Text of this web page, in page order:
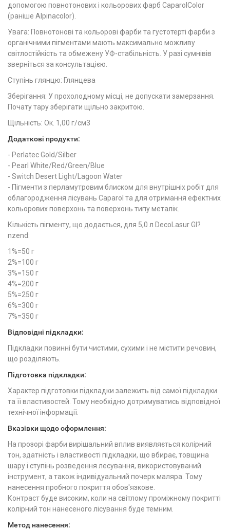
допомогою повнотонових і кольорових фарб CaparolColor
(раніше Alpinacolor).
Увага: Повнотонові та кольорові фарби та густотерті фарби з
органічними пігментами мають максимально можливу
світлостійкість та обмежену УФ-стабільність. У разі сумнівів
зверніться за консультацією.
Ступінь глянцю: Глянцева
Зберігання: У прохолодному місці, не допускати замерзання.
Почату тару зберігати щільно закритою.
Щільність: Ок. 1,00 г/см3
Додаткові продукти:
- Perlatec Gold/Silber
- Pearl White/Red/Green/Blue
- Switch Desert Light/Lagoon Water
- Пігменти з перламутровим блиском для внутрішніх робіт для
облагородження лісувань Caparol та для отримання ефектних
кольорових поверхонь та поверхонь типу металік.
Кількість пігменту, що додається, для 5,0 л DecoLasur Gl?
nzend:
1%=50 г
2%=100 г
3%=150 г
4%=200 г
5%=250 г
6%=300 г
7%=350 г
Відповідні підкладки:
Підкладки повинні бути чистими, сухими і не містити речовин,
що розділяють.
Підготовка підкладки:
Характер підготовки підкладки залежить від самої підкладки
та її властивостей. Тому необхідно дотримуватись відповідної
технічної інформації.
Вказівки щодо оформлення:
На прозорі фарби вирішальний вплив виявляється колірний
тон, здатність і властивості підкладки, що вбирає, товщина
шару і ступінь розведення лесування, використовуваний
інструмент, а також індивідуальний почерк маляра. Тому
нанесення пробного покриття обов'язкове.
Контраст буде високим, коли на світлому проміжному покритті
колірний тон нанесеного лісування буде темним.
Метод нанесення: